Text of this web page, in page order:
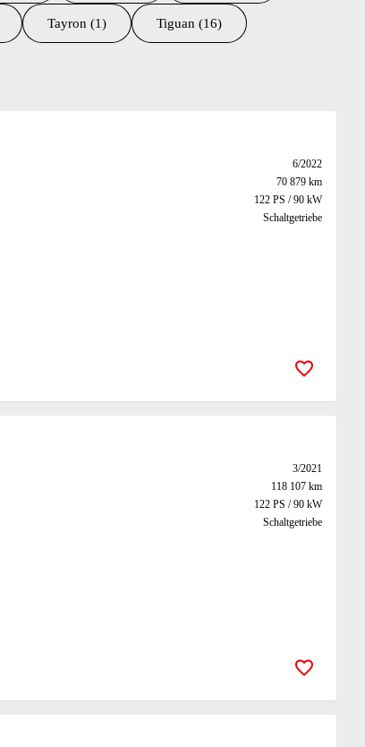
Tayron (1) Tiguan (16)
6/2022
70 879 km
122 PS / 90 kW
Schaltgetriebe
Zur
3/2021
118 107 km
122 PS / 90 kW
Schaltgetriebe
Zur